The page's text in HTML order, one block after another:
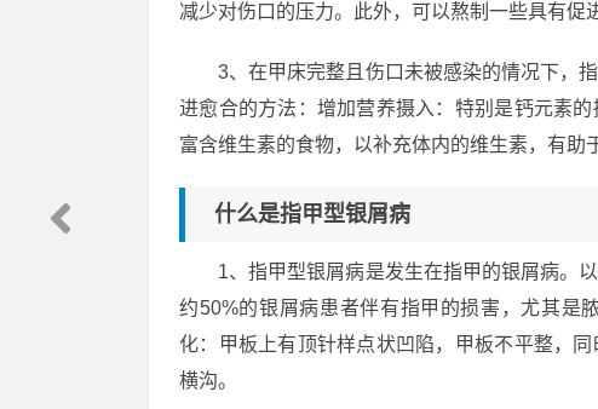
减少对伤口的压力。此外，可以熬制一些具有促
3、在甲床完整且伤口未被感染的情况下，
进愈合的方法：增加营养摄入：特别是钙元素
富含维生素的食物，以补充体内的维生素，有助
什么是指甲型银屑病
1、指甲型银屑病是发生在指甲的银屑病。
约50%的银屑病患者伴有指甲的损害，尤其是
化：甲板上有顶针样点状凹陷，甲板不平整，
横沟。